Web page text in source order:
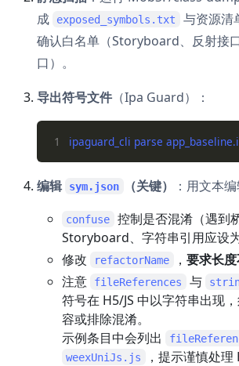
成
exposed_symbols.txt
与资源清
确认白名单（Storyboard、反射接
口）。
导出符号文件 （Ipa Guard）：
1
编辑 sym.json （关键） ：用文本
confuse
控制是否混淆（遇到桥
Storyboard、字符串引用应设
修改
refactorName ， 要求长
注意
fileReferences 与
符号在 H5/JS 中以字符串出现
容或排除混淆。
示例条目中会列出
weexUniJs.js
，提示谨慎处理